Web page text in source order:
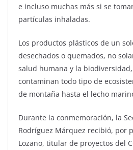
e incluso muchas más si se
partículas inhaladas.
Los productos plásticos de un
desechados o quemados, no
salud humana y la
contaminan todo tipo de
de montaña hasta el lecho
Durante la conmemoración, la
Rodríguez Márquez recibió, por
Lozano, titular de proyectos del